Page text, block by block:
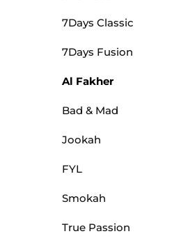
7Days Classic
7Days Fusion
Al Fakher
Bad & Mad
Jookah
FYL
Smokah
True Passion